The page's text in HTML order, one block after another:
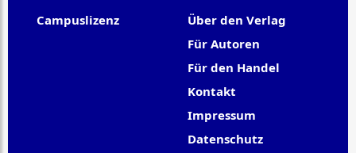
Campuslizenz
Über den Verlag
Für Autoren
Für den Handel
Kontakt
Impressum
Datenschutz